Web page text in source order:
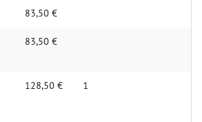
83,50 €
83,50 €
128,50 € 1